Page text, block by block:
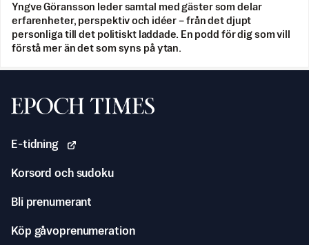
Yngve Göransson leder samtal med gäster som delar
erfarenheter, perspektiv och idéer – från det djupt
personliga till det politiskt laddade. En podd för dig som vill
förstå mer än det som syns på ytan.
Svenska Epoch Times
E-tidning
Korsord och sudoku
Bli prenumerant
Köp gåvoprenumeration